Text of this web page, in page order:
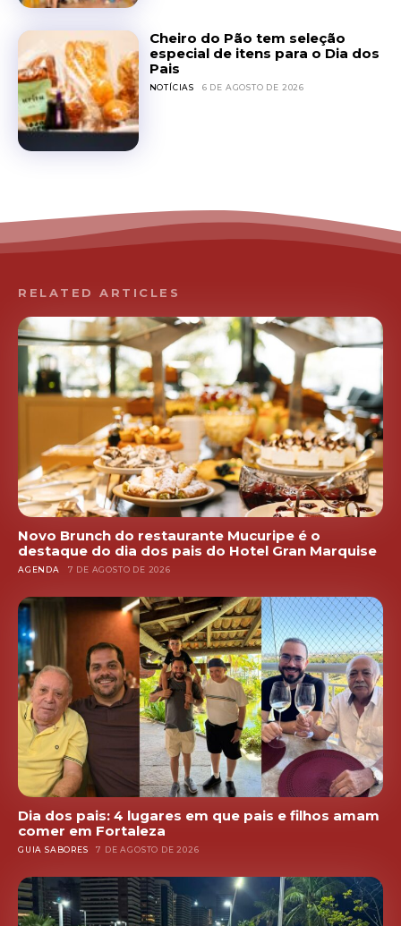
Cheiro do Pão tem seleção
especial de itens para o Dia dos
Pais
NOTÍCIAS 6 DE AGOSTO DE 2026
RELATED ARTICLES
Novo Brunch do restaurante Mucuripe é o
destaque do dia dos pais do Hotel Gran Marquise
AGENDA 7 DE AGOSTO DE 2026
Dia dos pais: 4 lugares em que pais e filhos amam
comer em Fortaleza
GUIA SABORES 7 DE AGOSTO DE 2026